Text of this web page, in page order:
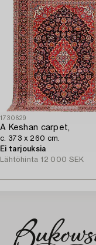
1730629
A Keshan carpet,
c. 373 x 260 cm.
Ei tarjouksia
Lähtöhinta 12 000 SEK